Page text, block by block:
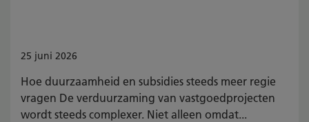
25 juni 2026
Hoe duurzaamheid en subsidies steeds meer regie
vragen De verduurzaming van vastgoedprojecten
wordt steeds complexer. Niet alleen omdat...